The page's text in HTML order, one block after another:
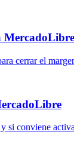
MercadoLibre
cerrar el
si conviene